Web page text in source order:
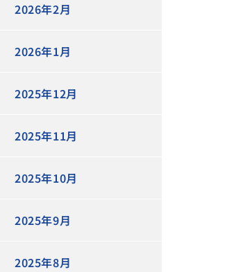
2026年2月
2026年1月
2025年12月
2025年11月
2025年10月
2025年9月
2025年8月